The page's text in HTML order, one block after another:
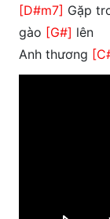
[D#m7] Gặp
gào [G#] lên
Anh thương